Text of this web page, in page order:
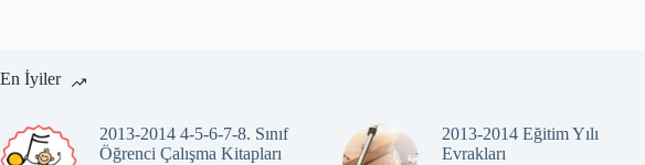
En İyiler
2013-2014 4-5-6-7-8. Sınıf
Öğrenci Çalışma Kitapları
2013-2014 Eğitim Yılı
Evrakları